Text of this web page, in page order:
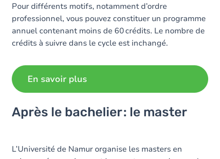
Pour différents motifs, notamment d’ordre
professionnel, vous pouvez constituer un programme
annuel contenant moins de 60 crédits. Le nombre de
crédits à suivre dans le cycle est inchangé.
En savoir plus
Après le bachelier : le master
L’Université de Namur organise les masters en